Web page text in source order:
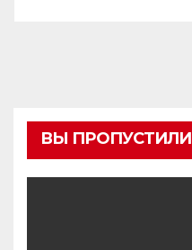
ВЫ ПРОПУСТИЛИ